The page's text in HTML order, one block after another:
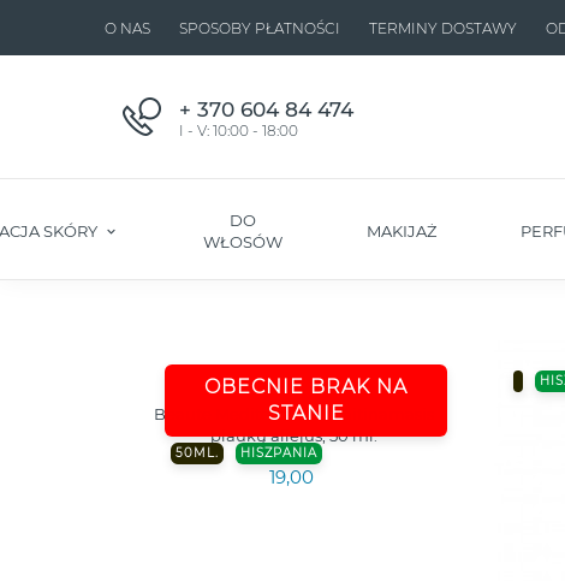
O NAS SPOSOBY PŁATNOŚCI TERMINY DOSTAWY
+ 370 604 84 474
I - V: 10:00 - 18:00
SKÓRY
DO
WŁOSÓW
MAKIJAŻ
OBECNIE BRAK NA
STANIE
50ML. HISZPANIA
Beaute Mediterranea maitinamasis
plaukų aliejus, 50 ml.
19,00